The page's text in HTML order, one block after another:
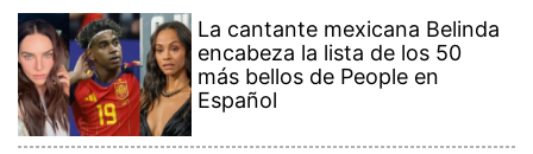
La cantante mexicana Belinda
encabeza la lista de los 50
más bellos de People en
Español